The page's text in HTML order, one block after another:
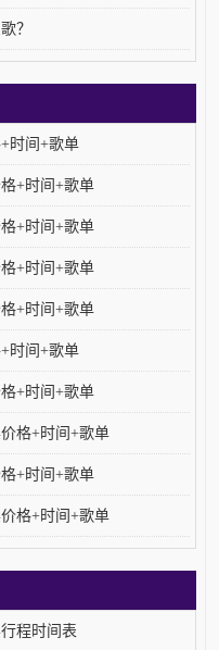
？
时间+歌单
+时间+歌单
+时间+歌单
+时间+歌单
+时间+歌单
时间+歌单
+时间+歌单
格+时间+歌单
+时间+歌单
格+时间+歌单
程时间表